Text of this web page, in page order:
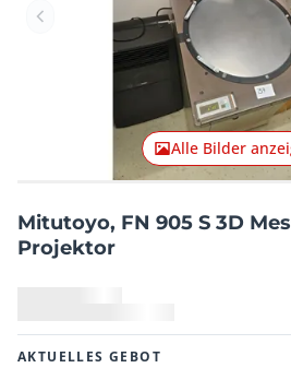
Vorheriger Artikel
Alle Bilder
Mitutoyo, FN 905 S 3D
Projektor
AKTUELLES GEBOT